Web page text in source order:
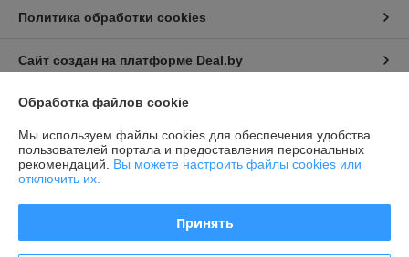
Политика обработки cookies
Сайт создан на платформе Deal.by
Индивидуальный предприниматель:Индивидуальный
предприниматель Семёнов Александр Борисович
г. Минск, ул. Козлова, д. 29а
Регистрационный номер ЕГР: 192194196
Обработка файлов cookie
Мы используем файлы cookies для обеспечения удобства
пользователей портала и предоставления персональных
рекомендаций. Вы можете настроить файлы cookies или
отключить их.
Принять